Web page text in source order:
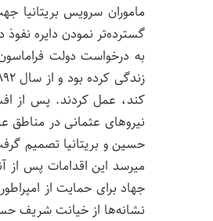
ماموران سرویس
به درخواست دولت
کند، عمل کردند. پس از
نیروهای عثمانی در مناطق
حسین و بریتانیا تصمیم
جهاد برای حمایت از
نشانه­‌ها از خیانت شریف